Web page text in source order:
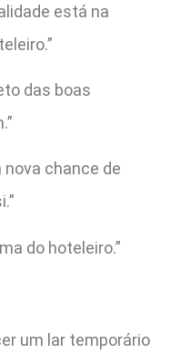
está na
das boas
nova chance de
do hoteleiro.”
um lar temporário